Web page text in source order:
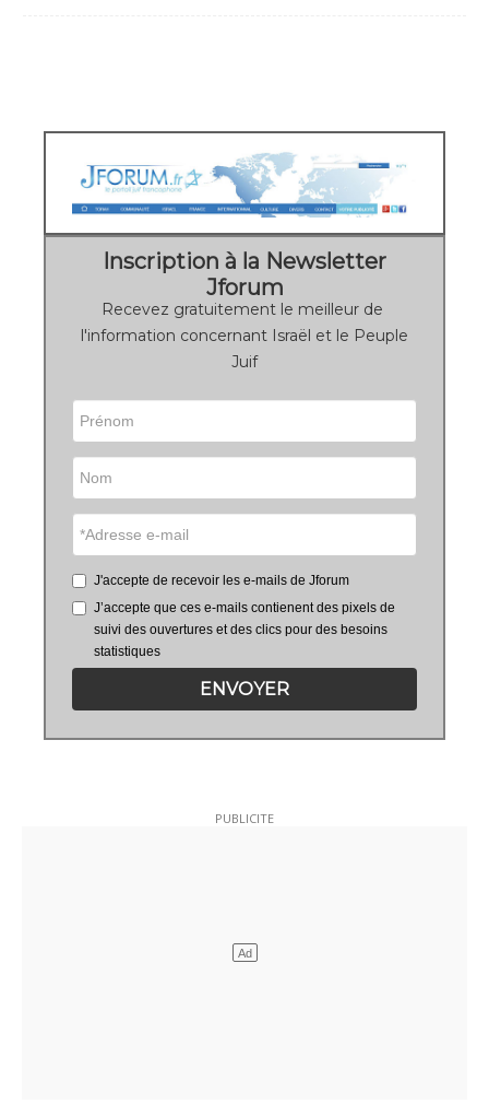
Inscription à la Newsletter
Jforum
Recevez gratuitement le meilleur de
l'information concernant Israël et le Peuple
Juif
J'accepte de recevoir les e-mails de Jforum
J’accepte que ces e-mails contienent des pixels de
suivi des ouvertures et des clics pour des besoins
statistiques
ENVOYER